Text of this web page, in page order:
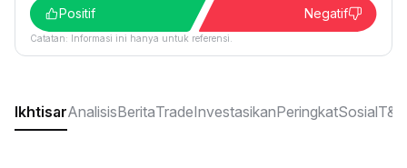
Positif
Negatif
Catatan: Informasi ini hanya untuk referensi.
IkhtisarAnalisisBeritaTradeInvestasikanPeringkatSosialT&J